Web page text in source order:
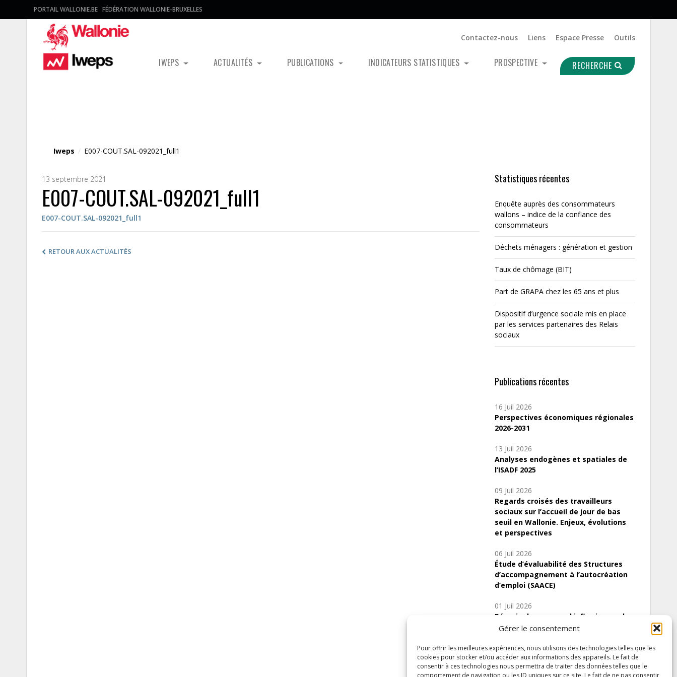
Gérer le consentement
Pour offrir les meilleures expériences, nous utilisons des technologies telles que les
cookies pour stocker et/ou accéder aux informations des appareils. Le fait de
consentir à ces technologies nous permettra de traiter des données telles que le
comportement de navigation ou les ID uniques sur ce site. Le fait de ne pas consentir
PORTAIL WALLONIE.BE FÉDÉRATION WALLONIE-BRUXELLES
Contactez-nous Liens Espace Presse Outils
IWEPS ACTUALITÉS PUBLICATIONS INDICATEURS STATISTIQUES PROSPECTIVE RECHERCHE
Iweps / E007-COUT.SAL-092021_full1
13 septembre 2021
E007-COUT.SAL-092021_full1
E007-COUT.SAL-092021_full1
RETOUR AUX ACTUALITÉS
Statistiques récentes
Enquête auprès des consommateurs
wallons – indice de la confiance des
consommateurs
Déchets ménagers : génération et gestion
Taux de chômage (BIT)
Part de GRAPA chez les 65 ans et plus
Dispositif d’urgence sociale mis en place
par les services partenaires des Relais
sociaux
Publications récentes
16 Juil 2026
Perspectives économiques régionales
2026-2031
13 Juil 2026
Analyses endogènes et spatiales de
l’ISADF 2025
09 Juil 2026
Regards croisés des travailleurs
sociaux sur l’accueil de jour de bas
seuil en Wallonie. Enjeux, évolutions
et perspectives
06 Juil 2026
Étude d’évaluabilité des Structures
d’accompagnement à l’autocréation
d’emploi (SAACE)
01 Juil 2026
Pénurie du personnel infirmier :quels
indicateurs d’offre de soins pour